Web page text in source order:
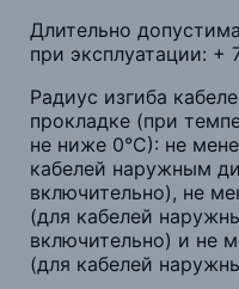
Длительно
при эксплуатации: +
Радиус изгиба
прокладке (при
не ниже 0°С): не
кабелей наружным
включительно), не
(для кабелей
включительно) и не
(для кабелей